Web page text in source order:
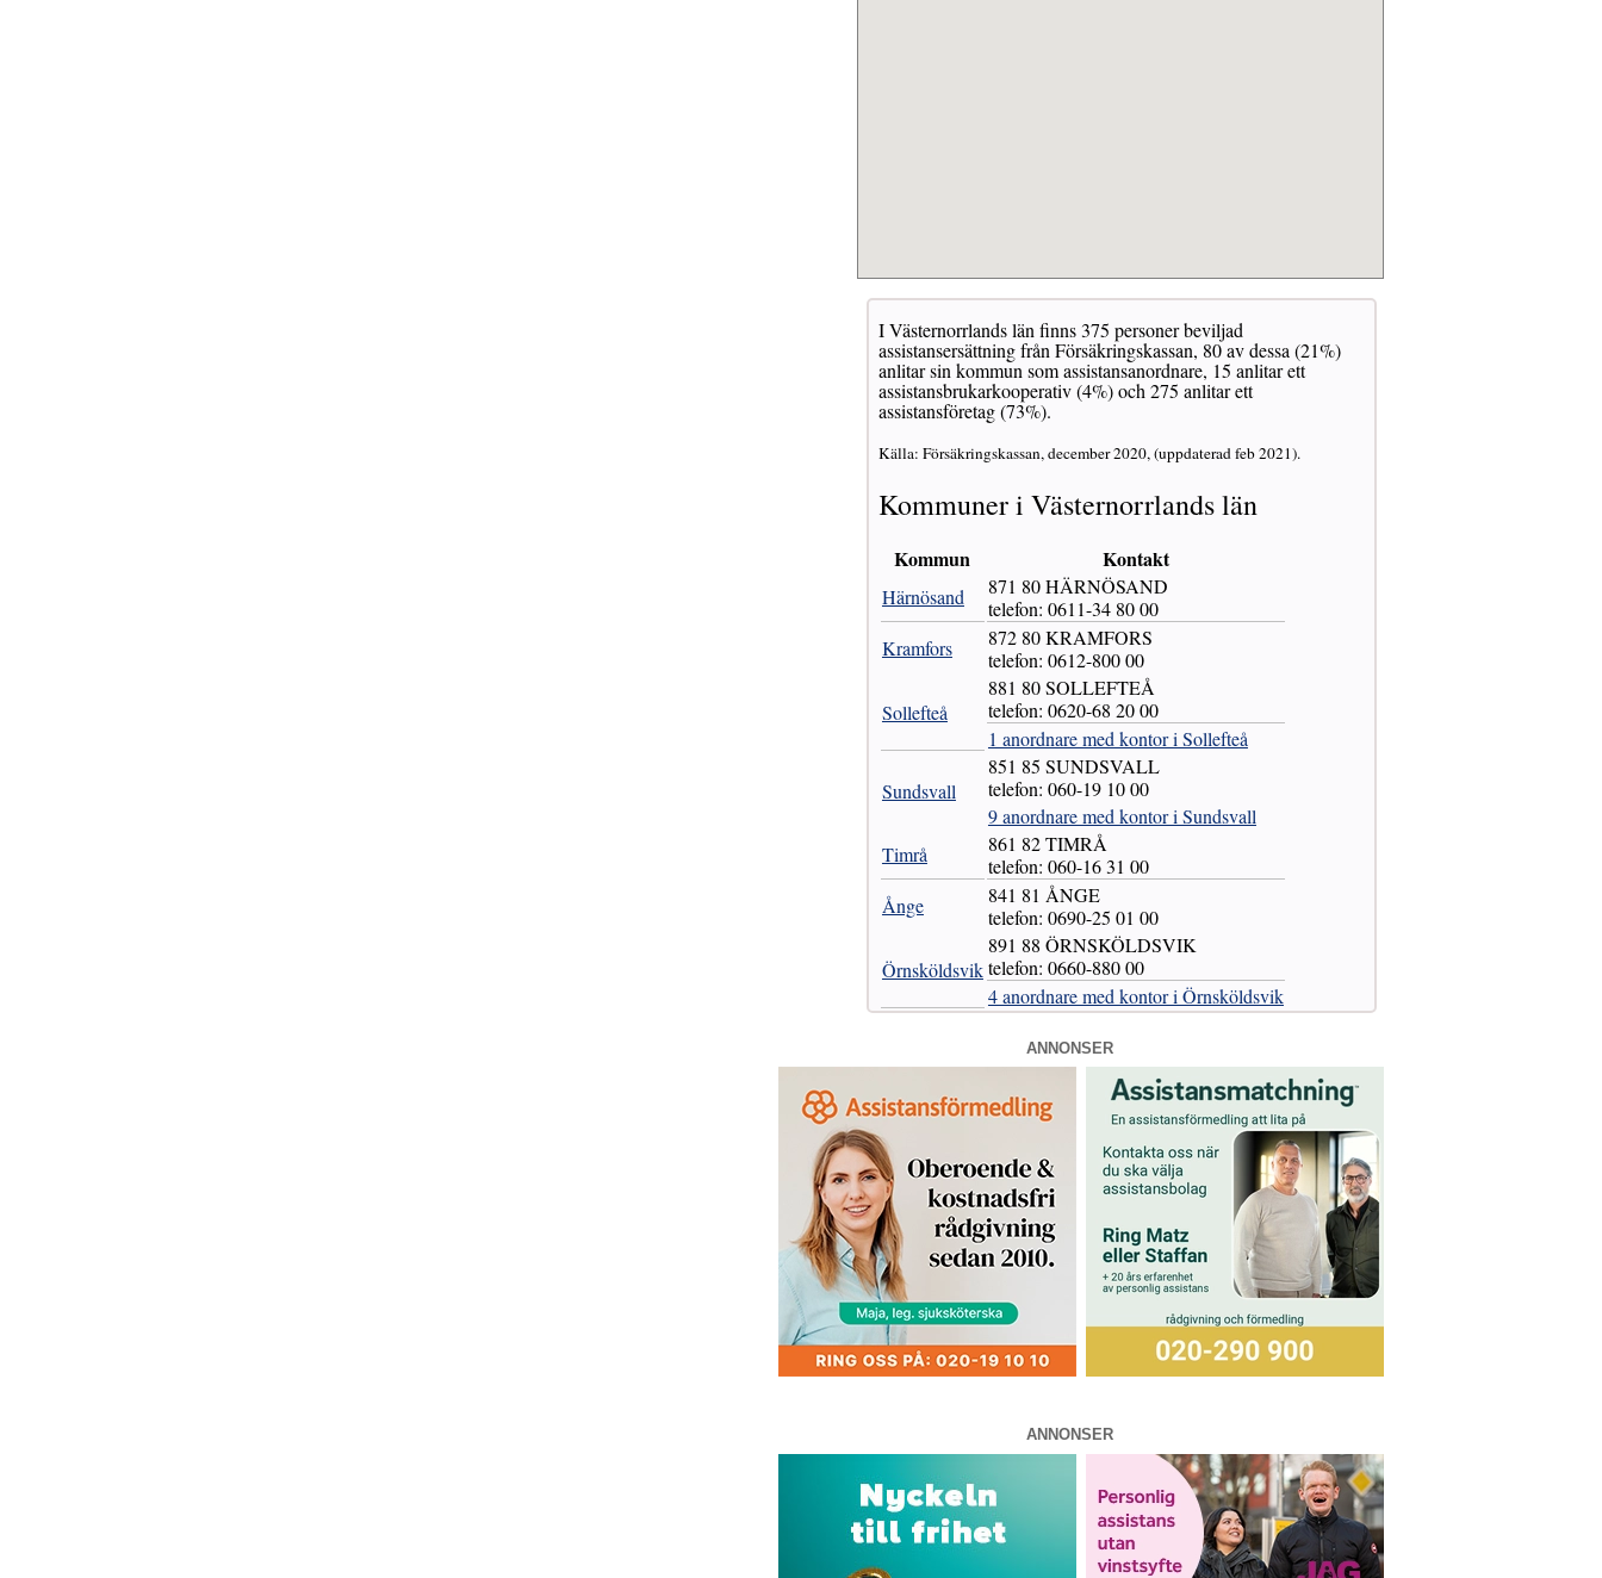
I Västernorrlands län finns 375 personer beviljad
assistansersättning från Försäkringskassan, 80 av dessa (21%)
anlitar sin kommun som assistansanordnare, 15 anlitar ett
assistansbrukarkooperativ (4%) och 275 anlitar ett
assistansföretag (73%).
Källa: Försäkringskassan, december 2020, (uppdaterad feb 2021).
Kommuner i Västernorrlands län
Kommun Kontakt
Härnösand
871 80 HÄRNÖSAND
telefon: 0611-34 80 00
Kramfors
872 80 KRAMFORS
telefon: 0612-800 00
Sollefteå
881 80 SOLLEFTEÅ
telefon: 0620-68 20 00
1 anordnare med kontor i Sollefteå
Sundsvall
851 85 SUNDSVALL
telefon: 060-19 10 00
9 anordnare med kontor i Sundsvall
Timrå
861 82 TIMRÅ
telefon: 060-16 31 00
Ånge
841 81 ÅNGE
telefon: 0690-25 01 00
Örnsköldsvik
891 88 ÖRNSKÖLDSVIK
telefon: 0660-880 00
4 anordnare med kontor i Örnsköldsvik
ANNONSER
ANNONSER